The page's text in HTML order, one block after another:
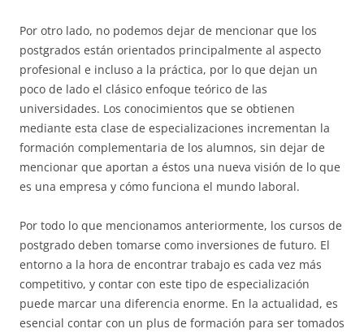
Por otro lado, no podemos dejar de mencionar que los
postgrados están orientados principalmente al aspecto
profesional e incluso a la práctica, por lo que dejan un
poco de lado el clásico enfoque teórico de las
universidades. Los conocimientos que se obtienen
mediante esta clase de especializaciones incrementan la
formación complementaria de los alumnos, sin dejar de
mencionar que aportan a éstos una nueva visión de lo que
es una empresa y cómo funciona el mundo laboral.
Por todo lo que mencionamos anteriormente, los cursos de
postgrado deben tomarse como inversiones de futuro. El
entorno a la hora de encontrar trabajo es cada vez más
competitivo, y contar con este tipo de especialización
puede marcar una diferencia enorme. En la actualidad, es
esencial contar con un plus de formación para ser tomados